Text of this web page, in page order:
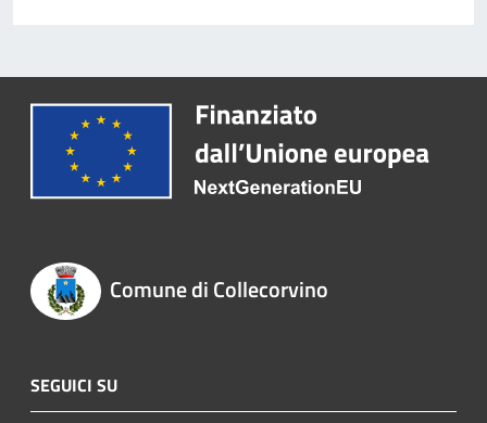
Comune di Collecorvino
SEGUICI SU